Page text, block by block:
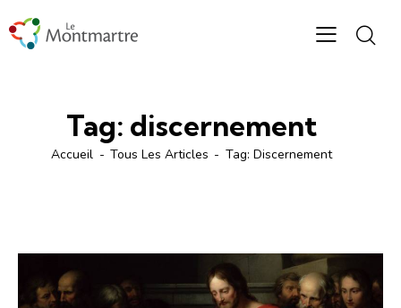
Tag: discernement
Accueil Tous Les Articles Tag: Discernement